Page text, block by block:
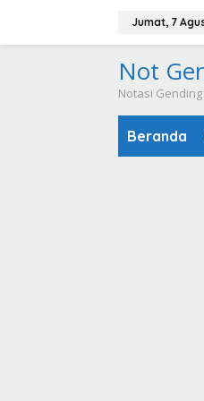
konten
Jumat, 7
Not
Notasi
Beranda